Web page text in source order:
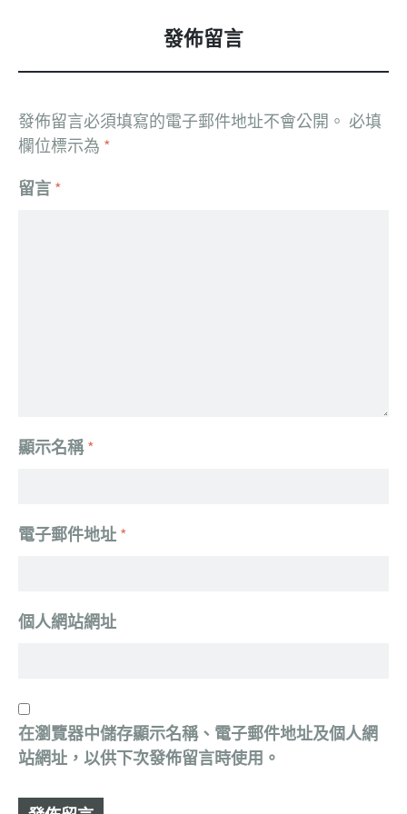
發佈留言
發佈留言必須填寫的電子郵件地址不會公開。 必填
欄位標示為 *
留言 *
顯示名稱*
電子郵件地址 *
個人網站網址
在瀏覽器中儲存顯示名稱、電子郵件地址及個人網
站網址，以供下次發佈留言時使用。